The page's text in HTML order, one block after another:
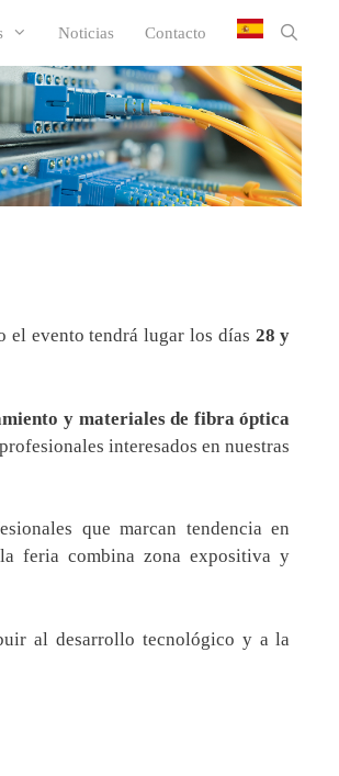
Noticias Contacto
el evento tendrá lugar los días 28 y
y materiales de fibra óptica
interesados en nuestras
que marcan tendencia en
feria combina zona expositiva y
al desarrollo tecnológico y a la